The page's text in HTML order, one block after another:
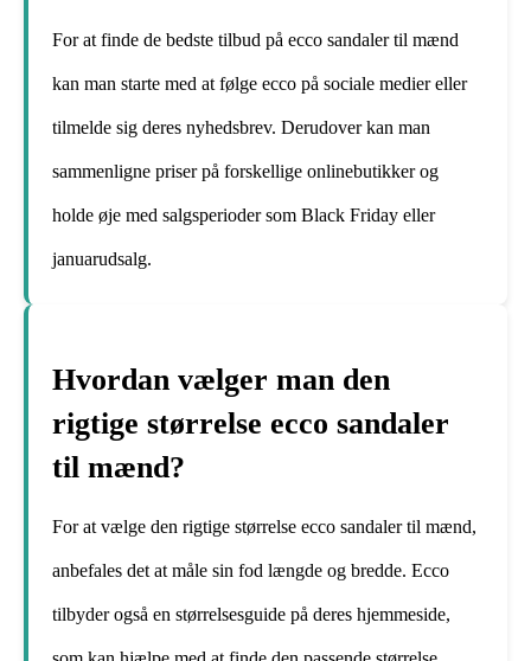
For at finde de bedste tilbud på ecco sandaler til mænd
kan man starte med at følge ecco på sociale medier eller
tilmelde sig deres nyhedsbrev. Derudover kan man
sammenligne priser på forskellige onlinebutikker og
holde øje med salgsperioder som Black Friday eller
januarudsalg.
Hvordan vælger man den
rigtige størrelse ecco sandaler
til mænd?
For at vælge den rigtige størrelse ecco sandaler til mænd,
anbefales det at måle sin fod længde og bredde. Ecco
tilbyder også en størrelsesguide på deres hjemmeside,